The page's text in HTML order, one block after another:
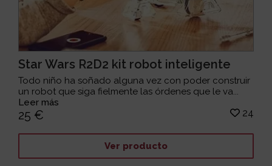
Star Wars R2D2 kit robot inteligente
Todo niño ha soñado alguna vez con poder construir
un robot que siga fielmente las órdenes que le va...
Leer más
25 € 24
Ver producto